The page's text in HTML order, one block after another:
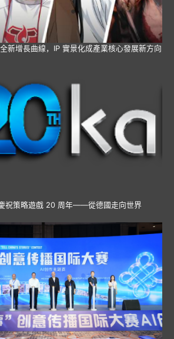
新增長曲線，IP 實景化成產業核心發展新方向
祝策略遊戲 20 周年——從德國走向世界